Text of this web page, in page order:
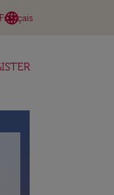
language
Français
keyboard_arrow_down